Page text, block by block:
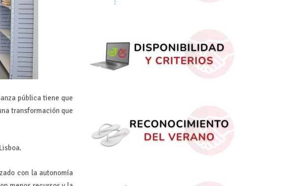
pública tiene que
transformación que
con la autonomía